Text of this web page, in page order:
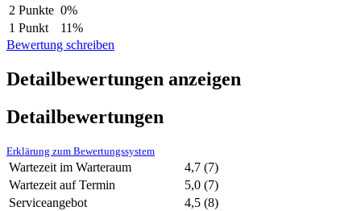
2 Punkte 0%
1 Punkt
11%
Bewertung schreiben
Detailbewertungen anzeigen
Detailbewertungen
Erklärung zum Bewertungssystem
Wartezeit im Warteraum 4,7 (7)
Wartezeit auf Termin
5,0 (7)
Serviceangebot
4,5 (8)